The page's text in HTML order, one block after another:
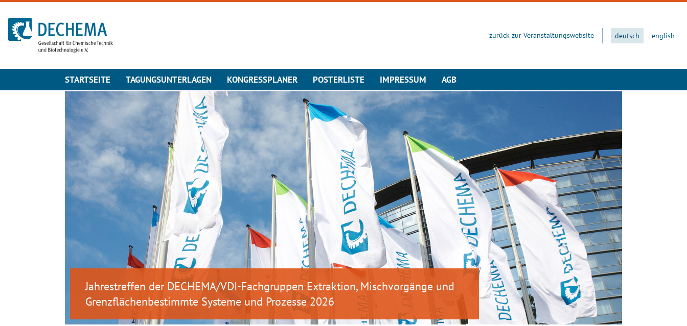
Zur Startseite
zurück zur Veranstaltungswebsite deutsch english
STARTSEITE TAGUNGSUNTERLAGEN KONGRESSPLANER POSTERLISTE IMPRESSUM AGB
Jahrestreffen der DECHEMA/VDI-Fachgruppen Extraktion, Mischvorgänge und
Grenzflächenbestimmte Systeme und Prozesse 2026